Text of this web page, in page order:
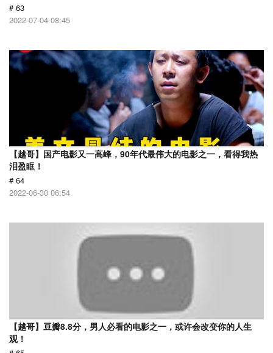
# 63
2022-07-04 08:45
【越哥】国产电影又一高峰，90年代最伟大的电影之一，看得我热
泪盈眶！
# 64
2022-06-30 06:54
【越哥】豆瓣8.8分，男人必看的电影之一，或许会改变你的人生
观！